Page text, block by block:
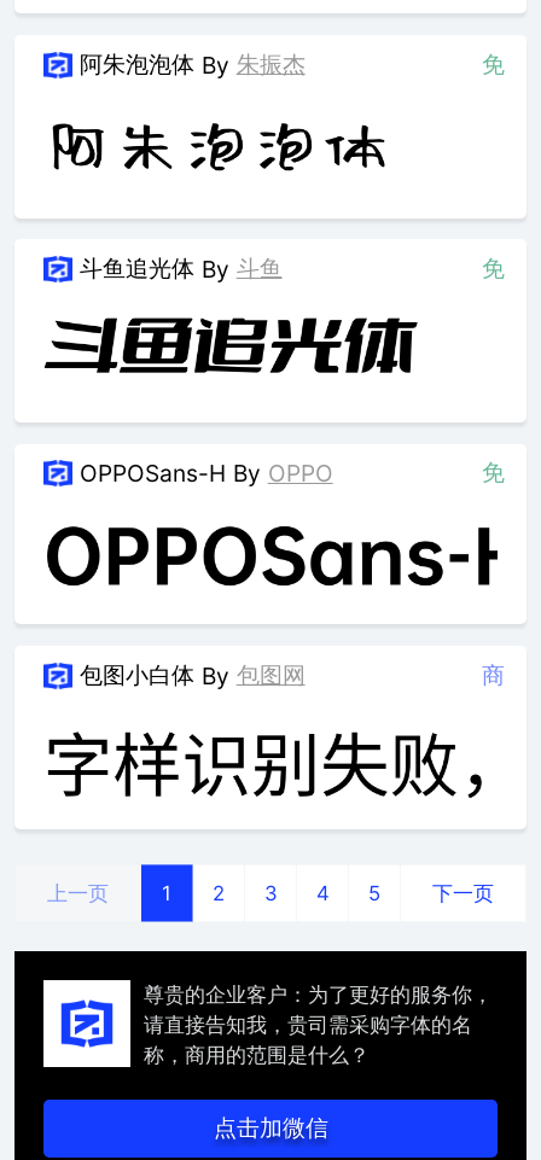
阿朱泡泡体 By 朱振杰 免
斗鱼追光体 By 斗鱼 免
OPPOSans-H By OPPO 免
包图小白体 By 包图网 商
上一页 1 2 3 4 5 下一页
尊贵的企业客户：为了更好的服务你，
请直接告知我，贵司需采购字体的名
称，商用的范围是什么？
点击加微信